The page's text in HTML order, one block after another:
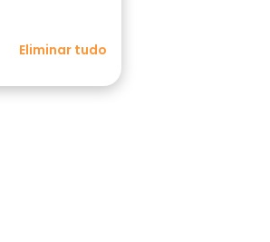
Eliminar tudo